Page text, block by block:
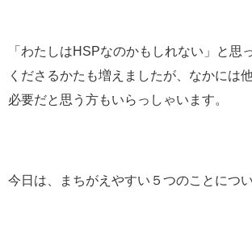
「わたしはHSPなのかもしれない」と思
くださるかたも増えましたが、なかには
必要だと思う方もいらっしゃいます。
今日は、まちがえやすい５つのことにつ